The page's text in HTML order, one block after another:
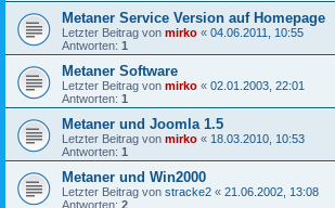
Metaner Service Version auf Homepage
Letzter Beitrag von mirko « 04.06.2011, 10:55
Antworten: 1
Metaner Software
Letzter Beitrag von mirko « 02.01.2003, 22:01
Antworten: 1
Metaner und Joomla 1.5
Letzter Beitrag von mirko « 18.03.2010, 10:53
Antworten: 1
Metaner und Win2000
Letzter Beitrag von stracke2 « 21.06.2002, 13:08
Antworten: 2